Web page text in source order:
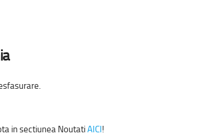
in sectiunea NoutatiAICI!